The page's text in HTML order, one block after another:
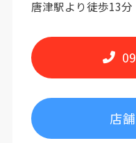
唐津駅より徒歩13分
店